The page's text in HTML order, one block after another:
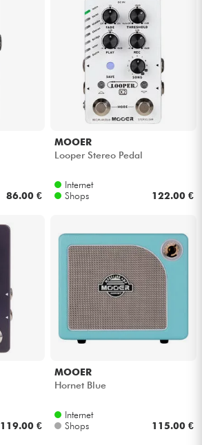
86.00 €
MOOER
Looper Stereo Pedal
Internet
Shops
122.00 €
119.00 €
MOOER
Hornet Blue
Internet
Shops
115.00 €